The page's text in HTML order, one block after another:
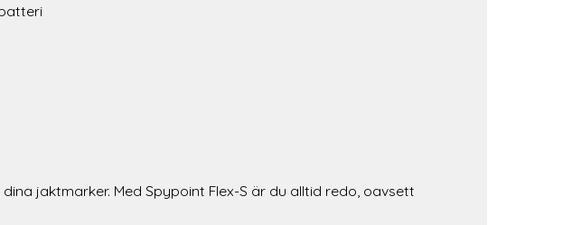
jaktmarker. Med Spypoint Flex-S är du alltid redo, oavsett